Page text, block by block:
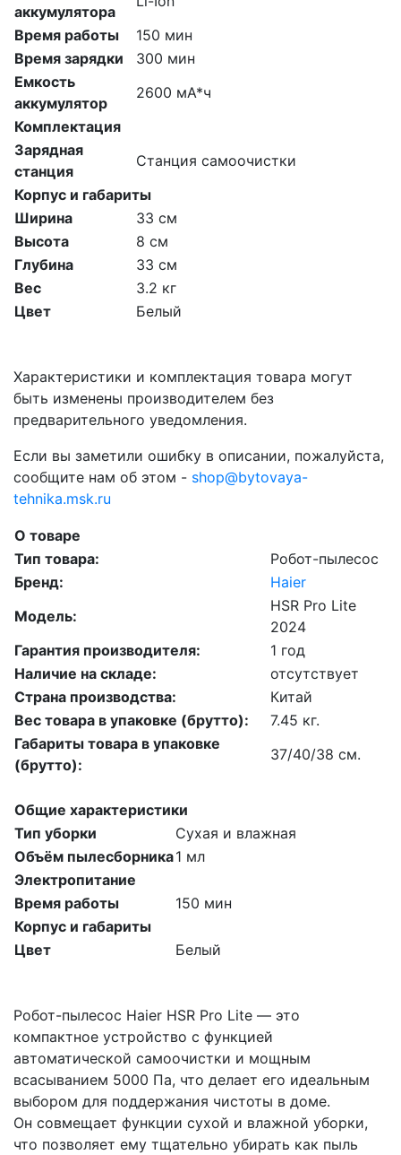
аккумулятора
Время работы
150 мин
Время зарядки
300 мин
Емкость
аккумулятор
2600 мА*ч
Комплектация
Зарядная
станция
Станция самоочистки
Корпус и габариты
Ширина
33 см
Высота
8 см
Глубина
33 см
Вес
3.2 кг
Цвет
Белый
Характеристики и комплектация товара могут
быть изменены производителем без
предварительного уведомления.
Если вы заметили ошибку в описании, пожалуйста,
сообщите нам об этом - shop@bytovaya-
tehnika.msk.ru
Робот-пылесос Haier HSR Pro Lite — это
компактное устройство с функцией
автоматической самоочистки и мощным
всасыванием 5000 Па, что делает его идеальным
выбором для поддержания чистоты в доме.
Он совмещает функции сухой и влажной уборки,
что позволяет ему тщательно убирать как пыль
О товаре
Тип товара:
Робот-пылесос
Бренд:
Haier
Модель:
HSR Pro Lite
2024
Гарантия производителя:
1 год
Наличие на складе:
отсутствует
Страна производства:
Китай
Вес товара в упаковке (брутто):
7.45 кг.
Габариты товара в упаковке
(брутто):
37/40/38 см.
Общие характеристики
Тип уборки
Сухая и влажная
Объём пылесборника1 мл
Электропитание
Время работы
150 мин
Корпус и габариты
Цвет
Белый